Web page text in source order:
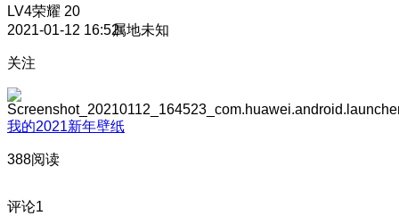
LV4荣耀 20
2021-01-12 16:52属地未知
关注
我的2021新年壁纸
388阅读
评论1